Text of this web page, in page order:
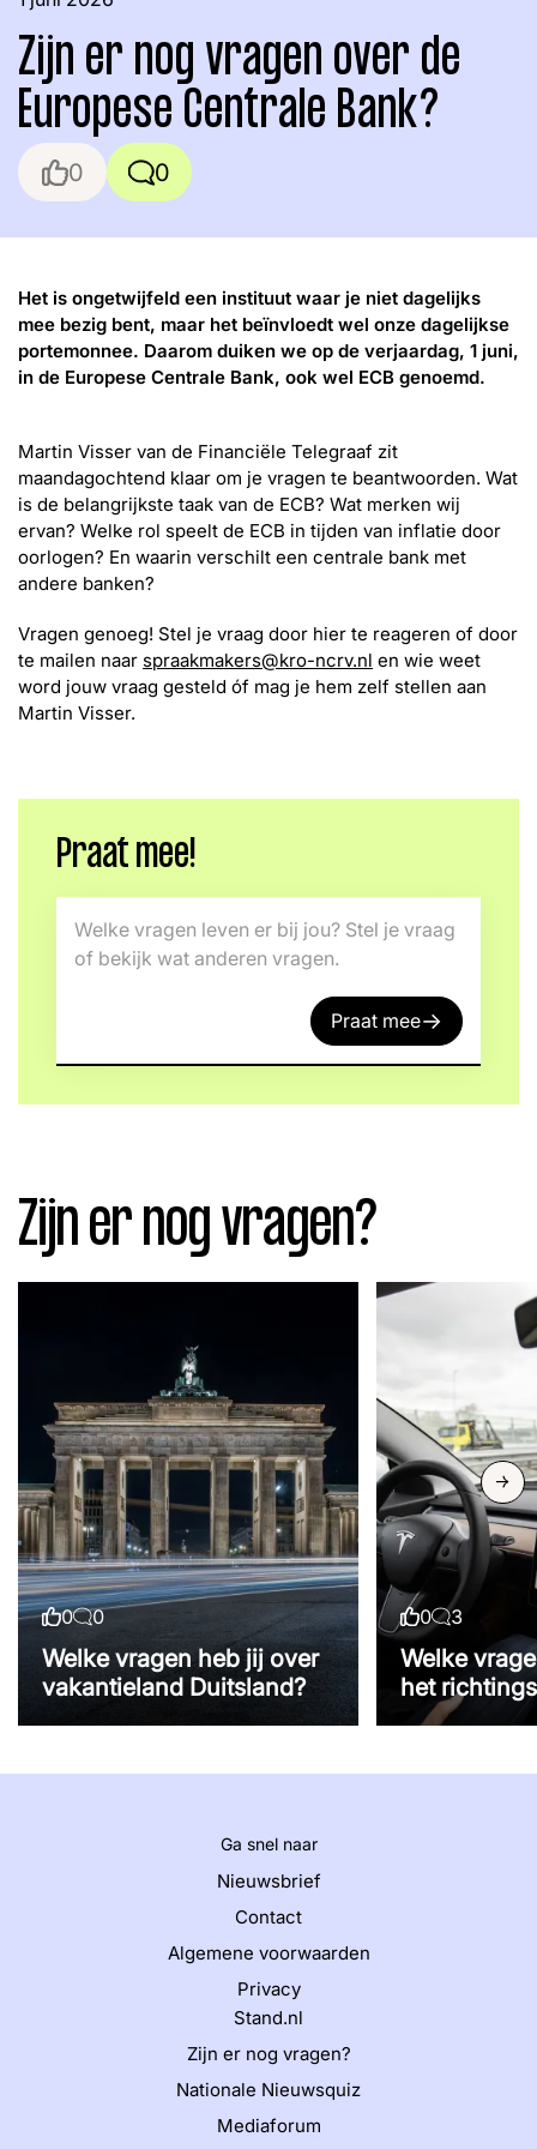
Threads
Facebook
LinkedIn
Instagram
YouTube
Zijn er nog vragen over de
Europese Centrale Bank?
Like Reacties
Het is ongetwijfeld een instituut waar je niet dagelijks
mee bezig bent, maar het beïnvloedt wel onze dagelijkse
portemonnee. Daarom duiken we op de verjaardag, 1 juni,
in de Europese Centrale Bank, ook wel ECB genoemd.
Martin Visser van de Financiële Telegraaf zit
maandagochtend klaar om je vragen te beantwoorden. Wat
is de belangrijkste taak van de ECB? Wat merken wij
ervan? Welke rol speelt de ECB in tijden van inflatie door
oorlogen? En waarin verschilt een centrale bank met
andere banken?
Vragen genoeg! Stel je vraag door hier te reageren of door
te mailen naar spraakmakers@kro-ncrv.nl en wie weet
word jouw vraag gesteld óf mag je hem zelf stellen aan
Martin Visser.
Praat mee!
Welke vragen leven er bij jou? Stel je vraag
of bekijk wat anderen vragen.
Praat mee→
Zijn er nog vragen?
Likes
0Reacties
0
Welke vragen heb jij over
vakantieland Duitsland?
Likes
0Reacties
3
Welke
het
Ga snel naar
Nieuwsbrief
Contact
Algemene voorwaarden
Privacy
Stand.nl
Zijn er nog vragen?
Nationale Nieuwsquiz
Mediaforum